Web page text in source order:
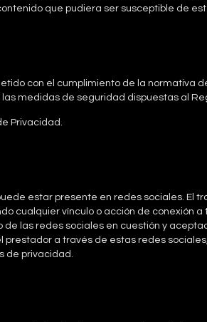
que pudiera ser susceptible de
con el cumplimiento de la normativa
medidas de seguridad dispuestas al
Privacidad.
estar presente en redes sociales. El
cualquier vínculo o acción de conexión
las redes sociales en cuestión y
prestador a través de estas redes
de privacidad.